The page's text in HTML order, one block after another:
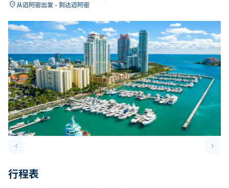
location_on从迈阿密出发 - 到达迈阿密
keyboard_arrow_leftPrevious slide keyboard_arrow_right
行程表